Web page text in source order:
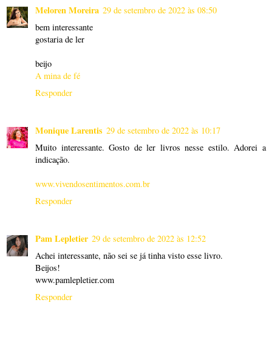
Meloren Moreira 29 de setembro de 2022 às 08:50
bem interessante
gostaria de ler
beijo
A mina de fé
Responder
Monique Larentis 29 de setembro de 2022 às 10:17
Muito interessante. Gosto de ler livros nesse estilo. Adorei a
indicação.
www.vivendosentimentos.com.br
Responder
Pam Lepletier 29 de setembro de 2022 às 12:52
Achei interessante, não sei se já tinha visto esse livro.
Beijos!
www.pamlepletier.com
Responder